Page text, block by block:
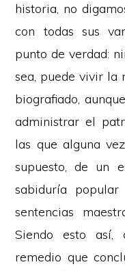
historia, no
con todas sus
punto de verdad:
sea, puede vivir la
biografiado,
administrar el
las que alguna
supuesto, de un
sabiduría
sentencias
Siendo esto así,
remedio que